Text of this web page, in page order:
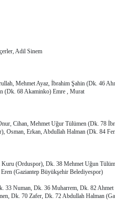
Adil Sinem
Mehmet Ayaz, İbrahim Şahin (Dk. 46
(Dk. 68 Akaminko) Emre , Murat
Cihan, Mehmet Uğur Tülümen (Dk. 78
Osman, Erkan, Abdullah Halman (Dk. 84
Kuru (Orduspor), Dk. 38 Mehmet Uğun
(Gaziantep Büyükşehir Belediyespor)
33 Numan, Dk. 36 Muharrem, Dk. 82
Dk. 70 Zafer, Dk. 72 Abdullah Halman